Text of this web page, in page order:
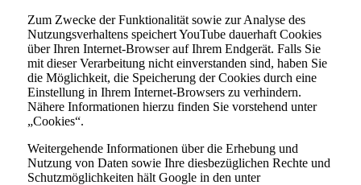
Zum Zwecke der Funktionalität sowie zur Analyse des
Nutzungsverhaltens speichert YouTube dauerhaft Cookies
über Ihren Internet-Browser auf Ihrem Endgerät. Falls Sie
mit dieser Verarbeitung nicht einverstanden sind, haben Sie
die Möglichkeit, die Speicherung der Cookies durch eine
Einstellung in Ihrem Internet-Browsers zu verhindern.
Nähere Informationen hierzu finden Sie vorstehend unter
„Cookies“.
Weitergehende Informationen über die Erhebung und
Nutzung von Daten sowie Ihre diesbezüglichen Rechte und
Schutzmöglichkeiten hält Google in den unter